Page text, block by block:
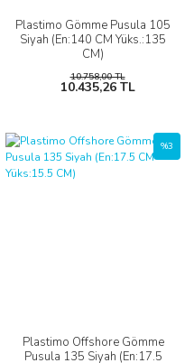
Plastimo Gömme Pusula 105
Siyah (En:140 CM Yüks.:135
CM)
10.758,00 TL
10.435,26 TL
Plastimo Offshore Gömme
Pusula 135 Siyah (En:17.5
%3